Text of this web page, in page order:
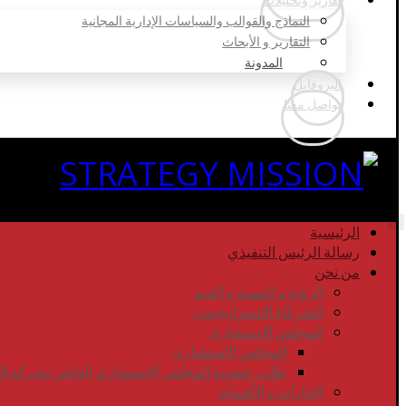
النماذج والقوالب والسياسات الإدارية المجانية
التقارير و الأبحاث
المدونة
البروفايل
تواصل معنا
الرئيسية
رسالة الرئيس التنفيذي
من نحن
الرؤية و المهمة و القيم
الشركاء الاستراتيجيون
المجلس الاستشاري
المجلس الاستشاري
طلب عضوية المجلس الاستشاري الخاص بشركة
الإدارات و الأقسام